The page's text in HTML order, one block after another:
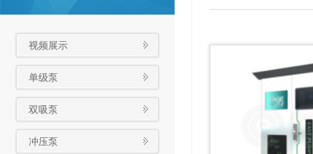
视频展示
单级泵
双吸泵
冲压泵